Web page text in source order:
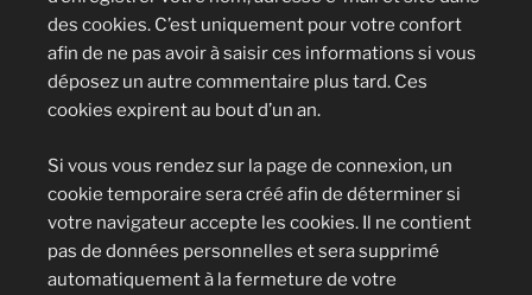
des cookies. C’est uniquement pour votre confort
afin de ne pas avoir à saisir ces informations si vous
déposez un autre commentaire plus tard. Ces
cookies expirent au bout d’un an.
Si vous vous rendez sur la page de connexion, un
cookie temporaire sera créé afin de déterminer si
votre navigateur accepte les cookies. Il ne contient
pas de données personnelles et sera supprimé
automatiquement à la fermeture de votre